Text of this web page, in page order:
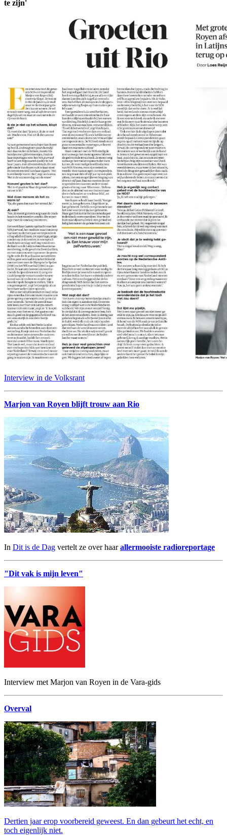
te zijn'
Interview in de Volksrant
Marjon van Royen blijft trouw aan Rio
In Dit is de Dag vertelt ze over haarallermooiste radioreportage
"Dit vak is mijn leven"
Interview met Marjon van Royen in de Vara-gids
Overval
Dertien jaar erop voorbereid geweest. En dan gebeurt het echt, en
toch eigenlijk niet.